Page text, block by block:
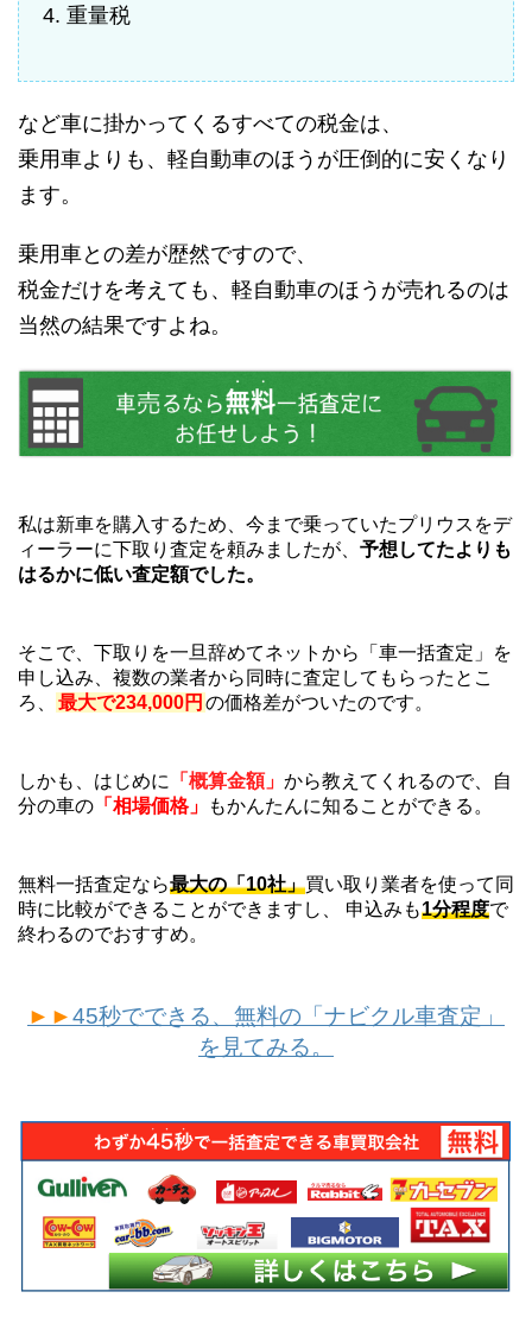
重量税
など車に掛かってくるすべての税金は、
乗用車よりも、軽自動車のほうが圧倒的に安くなり
ます。
乗用車との差が歴然ですので、
税金だけを考えても、軽自動車のほうが売れるのは
当然の結果ですよね。
私は新車を購入するため、今まで乗っていたプリウスをデ
ィーラーに下取り査定を頼みましたが、 予想してたよりも
はるかに低い査定額でした。
そこで、下取りを一旦辞めてネットから「車一括査定」を
申し込み、複数の業者から同時に査定してもらったとこ
ろ、
最大で234,000円 の価格差がついたのです。
しかも、はじめに 「概算金額」 から教えてくれるので、自
分の車の 「相場価格」 もかんたんに知ることができる。
無料一括査定なら最大の「10社」買い取り業者を使って同
時に比較ができることができますし、 申込みも1分程度で
終わるのでおすすめ。
►►45秒でできる、無料の「ナビクル車査定」
を見てみる。